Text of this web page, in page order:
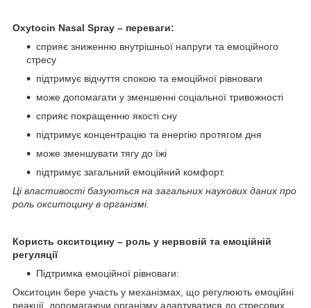
Oxytocin Nasal Spray – переваги:
сприяє зниженню внутрішньої напруги та емоційного
стресу
підтримує відчуття спокою та емоційної рівноваги
може допомагати у зменшенні соціальної тривожності
сприяє покращенню якості сну
підтримує концентрацію та енергію протягом дня
може зменшувати тягу до їжі
підтримує загальний емоційний комфорт.
Ці властивості базуються на загальних наукових даних про
роль окситоцину в організмі.
Користь окситоцину – роль у нервовій та емоційній
регуляції
Підтримка емоційної рівноваги:
Окситоцин бере участь у механізмах, що регулюють емоційні
реакції, допомагаючи організму адаптуватися до стресових